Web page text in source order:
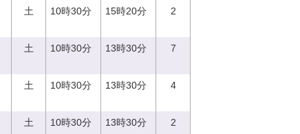
土 10時30分 15時20分 2
土 10時30分 13時30分 7
土 10時30分 13時30分 4
土 10時30分 13時30分 2